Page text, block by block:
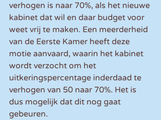
verhogen is naar 70%, als het nieuwe
kabinet dat wil en daar budget voor
weet vrij te maken. Een meerderheid
van de Eerste Kamer heeft deze
motie aanvaard, waarin het kabinet
wordt verzocht om het
uitkeringspercentage inderdaad te
verhogen van 50 naar 70%. Het is
dus mogelijk dat dit nog gaat
gebeuren.